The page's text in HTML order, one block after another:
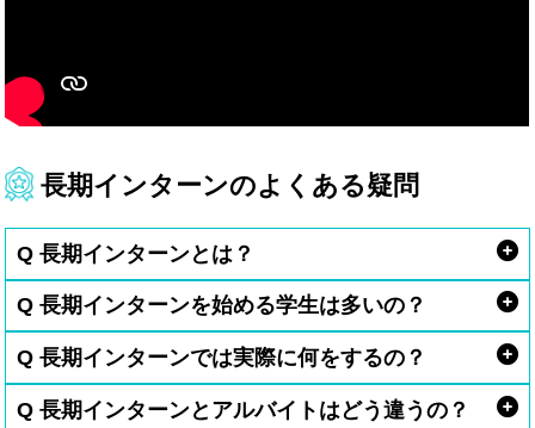
長期インターンのよくある疑問
Q 長期インターンとは？
Q 長期インターンを始める学生は多いの？
Q 長期インターンでは実際に何をするの？
Q 長期インターンとアルバイトはどう違うの？